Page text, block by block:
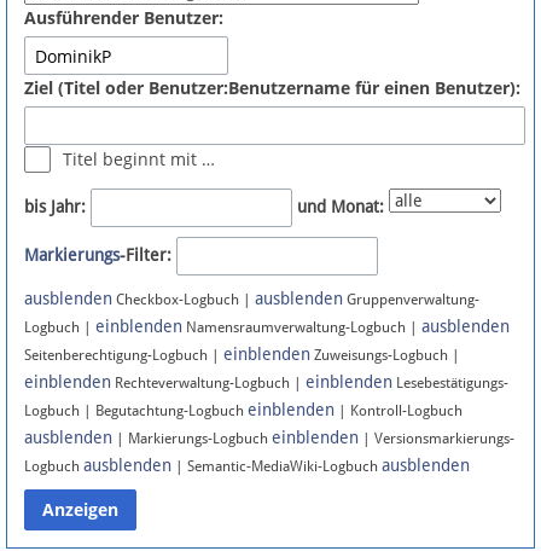
Fehler melden
Newsletter
Bluesky
Facebook
Instagram
Anmelden
Datenschutz
Ausführender Benutzer:
Ziel (Titel oder Benutzer:Benutzername für einen Benutzer):
Titel beginnt mit …
bis Jahr: und Monat:
Markierungs-Filter:
ausblenden Checkbox-Logbuch | ausblenden Gruppenverwaltung-
Logbuch | einblenden Namensraumverwaltung-Logbuch | ausblenden
Seitenberechtigung-Logbuch | einblenden Zuweisungs-Logbuch |
einblenden Rechteverwaltung-Logbuch | einblenden Lesebestätigungs-
Logbuch | Begutachtung-Logbuch einblenden | Kontroll-Logbuch
ausblenden | Markierungs-Logbuch einblenden | Versionsmarkierungs-
Logbuch ausblenden | Semantic-MediaWiki-Logbuch ausblenden